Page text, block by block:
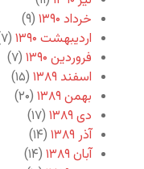
خرداد ۱۳۹۰
(۹)
اردیبهشت ۱۳۹۰
(۷)
فروردین ۱۳۹۰
(۷)
اسفند ۱۳۸۹
(۱۵)
بهمن ۱۳۸۹
(۲۰)
دی ۱۳۸۹
(۱۷)
آذر ۱۳۸۹
(۱۴)
آبان ۱۳۸۹
(۱۴)